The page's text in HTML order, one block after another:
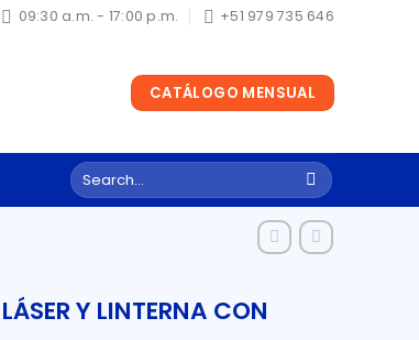
09:30 a.m. - 17:00 p.m. +51 979 735 646
CATÁLOGO MENSUAL
Search
for:
Y LINTERNA CON